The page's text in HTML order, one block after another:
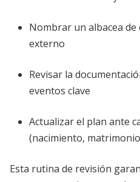
Nombrar un albacea
externo
Revisar la
eventos clave
Actualizar el plan ante
(nacimiento,
Esta rutina de revisión